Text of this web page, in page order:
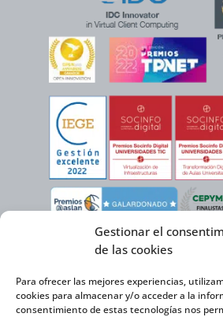
Gestionar el
de las cookies
Para ofrecer las mejores experiencias,
cookies para almacenar y/o acceder a la
consentimiento de estas tecnologías nos